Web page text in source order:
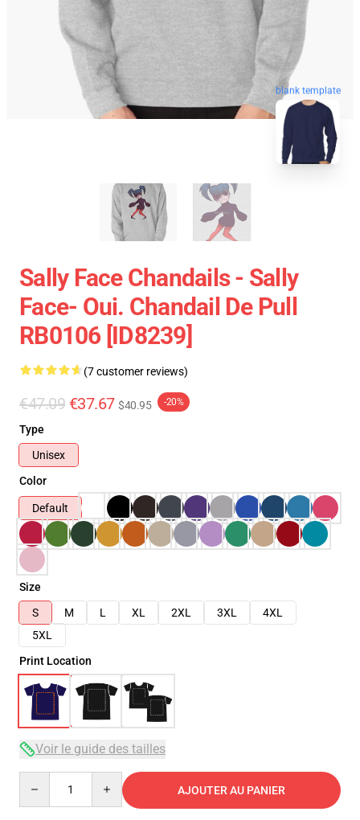
blank template
Sally Face Chandails - Sally
Face- Oui. Chandail De Pull
RB0106 [ID8239]
(7 customer reviews)
€47.09 €37.67 $40.95 -20%
Type
Unisex
Color
Default
Size
S
M L XL 2XL 3XL
4XL
5XL
Print Location
Voir le guide des tailles
AJOUTER AU PANIER